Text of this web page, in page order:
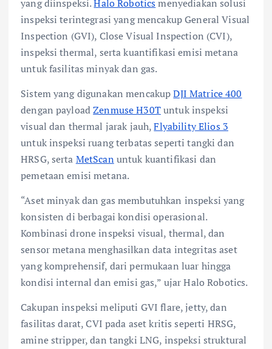
yang diinspeksi.Halo Roboticsmenyediakan solusi
inspeksi terintegrasi yang mencakup General Visual
Inspection (GVI), Close Visual Inspection (CVI),
inspeksi thermal, serta kuantifikasi emisi metana
untuk fasilitas minyak dan gas.
Sistem yang digunakan mencakupDJI Matrice 400
dengan payloadZenmuse H30Tuntuk inspeksi
visual dan thermal jarak jauh,Flyability Elios 3
untuk inspeksi ruang terbatas seperti tangki dan
HRSG, serta MetScanuntuk kuantifikasi dan
pemetaan emisi metana.
“Aset minyak dan gas membutuhkan inspeksi yang
konsisten di berbagai kondisi operasional.
Kombinasi drone inspeksi visual, thermal, dan
sensor metana menghasilkan data integritas aset
yang komprehensif, dari permukaan luar hingga
kondisi internal dan emisi gas,” ujar Halo Robotics.
Cakupan inspeksi meliputi GVI flare, jetty, dan
fasilitas darat, CVI pada aset kritis seperti HRSG,
amine stripper, dan tangki LNG, inspeksi struktural